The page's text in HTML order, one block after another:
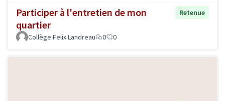
Participer à l'entretien de mon
quartier
Retenue
Collège Felix Landreau 0 0